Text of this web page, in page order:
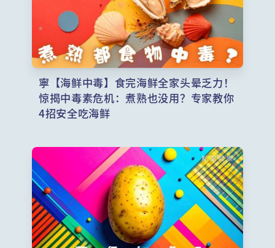
寧【海鲜中毒】食完海鲜全家头晕乏力！
惊揭中毒素危机：煮熟也没用？专家教你
4招安全吃海鲜